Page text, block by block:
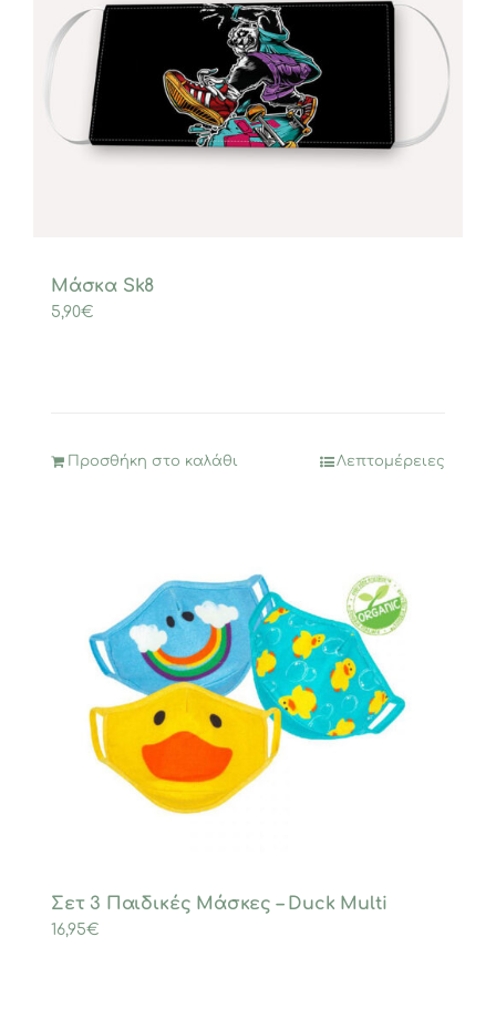
Μάσκα Sk8
5,90€
Προσθήκη στο καλάθι Λεπτομέρειες
Σετ 3 Παιδικές Μάσκες – Duck Multi
16,95€